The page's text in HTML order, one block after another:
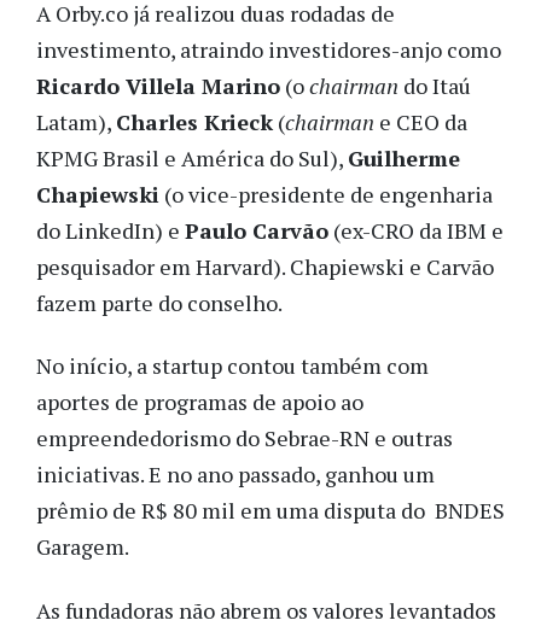
A Orby.co já realizou duas rodadas de
investimento, atraindo investidores-anjo como
Ricardo Villela Marino (ochairman do Itaú
Latam), Charles Krieck(chairman e CEO da
KPMG Brasil e América do Sul), Guilherme
Chapiewski (o vice-presidente de engenharia
do LinkedIn) e Paulo Carvão (ex-CRO da IBM e
pesquisador em Harvard). Chapiewski e Carvão
fazem parte do conselho.
No início, a startup contou também com
aportes de programas de apoio ao
empreendedorismo do Sebrae-RN e outras
iniciativas. E no ano passado, ganhou um
prêmio de R$ 80 mil em uma disputa do BNDES
Garagem.
As fundadoras não abrem os valores levantados